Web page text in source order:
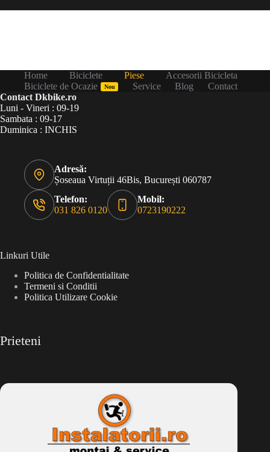
Home Biciclete Piese
Accesorii Bicicleta
Biciclete de Ocazie
Nou Service Blog
Contact
Contact Dkbike.ro
Luni - Vineri : 09-19
Sambata : 09-17
Duminica : INCHIS
Adresă:
Șoseaua Virtuții 46Bis, București 060787
Telefon:
031 826 0120
Mobil:
0723190222
Linkuri Utile
Politica de Confidentialitate
Termeni si Conditii
Politica Utilizare Cookie
Prieteni